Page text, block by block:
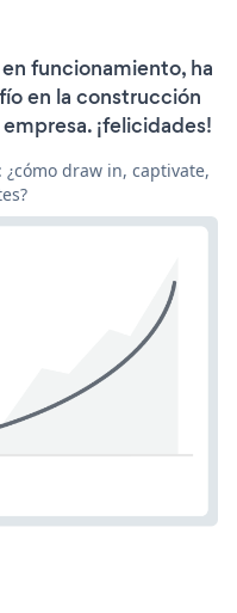
funcionamiento, ha
en la construcción
¡felicidades!
draw in, captivate,